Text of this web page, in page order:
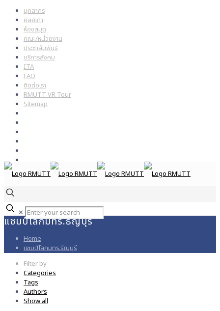
บุคลากร
ศิษย์เก่า
ห้องสมุด
คณะ/หน่วยงาน
ประชาสัมพันธ์
บริการสังคม
ITA
FAQ
ติดต่อเรา
RMUTT VR Tour
Sitemap
✕
แชมป์โลกมทร.ธัญบุรี
Home
แชมป์โลกมทร.ธัญบุรี
Filter by
Categories
Tags
Authors
Show all